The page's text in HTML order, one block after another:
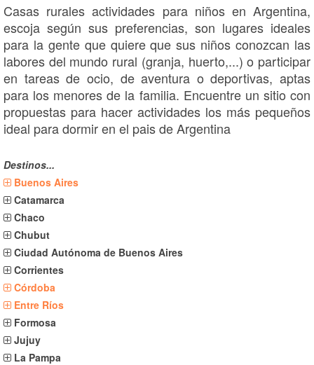
Casas rurales actividades para niños en Argentina,
escoja según sus preferencias, son lugares ideales
para la gente que quiere que sus niños conozcan las
labores del mundo rural (granja, huerto,...) o participar
en tareas de ocio, de aventura o deportivas, aptas
para los menores de la familia. Encuentre un sitio con
propuestas para hacer actividades los más pequeños
ideal para dormir en el pais de Argentina
Destinos...
Buenos Aires
Catamarca
Chaco
Chubut
Ciudad Autónoma de Buenos Aires
Corrientes
Córdoba
Entre Ríos
Formosa
Jujuy
La Pampa